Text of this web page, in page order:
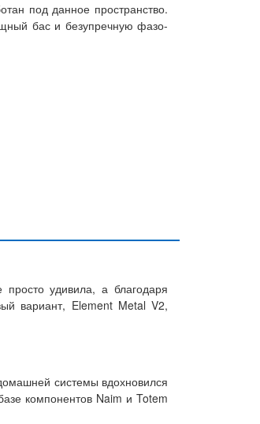
под данное пространство.
бас и безупречную фазо-
удивила, а благодаря
вариант, Element Metal V2,
системы вдохновился
компонентов Naim и Totem